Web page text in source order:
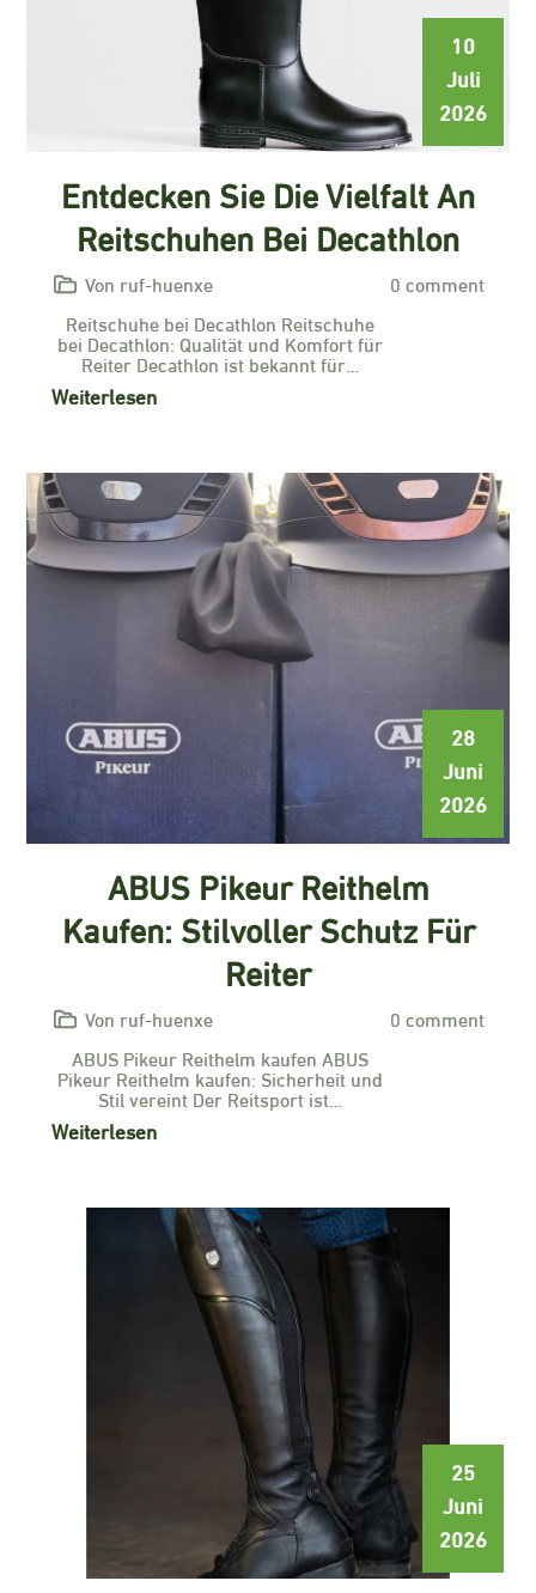
10
Juli
2026
Entdecken Sie Die Vielfalt An
Reitschuhen Bei Decathlon
Von ruf-huenxe
0 comment
Reitschuhe bei Decathlon Reitschuhe
bei Decathlon: Qualität und Komfort für
Reiter Decathlon ist bekannt für…
Weiterlesen
28
Juni
2026
ABUS Pikeur Reithelm
Kaufen: Stilvoller Schutz Für
Reiter
Von ruf-huenxe
0 comment
ABUS Pikeur Reithelm kaufen ABUS
Pikeur Reithelm kaufen: Sicherheit und
Stil vereint Der Reitsport ist…
Weiterlesen
25
Juni
2026